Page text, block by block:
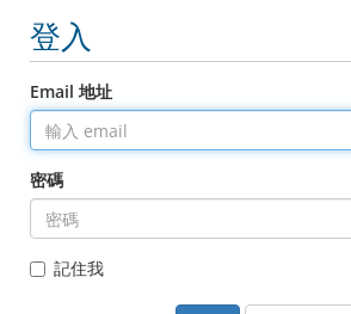
登入
Email 地址
密碼
記住我